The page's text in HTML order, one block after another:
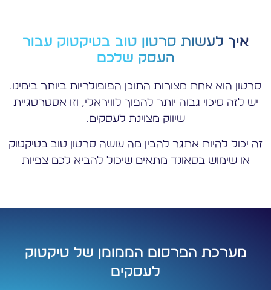
איך לעשות סרטון טוב בטיקטוק עבור
העסק שלכם
סרטון הוא אחת מצורות התוכן הפופולריות ביותר בימינו.
יש לזה סיכוי גבוה יותר להפוך לוויראלי, וזו אסטרטגיית
שיווק מצוינת לעסקים.
זה יכול להיות אתגר להבין מה עושה סרטון טוב בטיקטוק
או שימוש בסאונד מתאים שיכול להביא לכם צפיות
מערכת הפרסום הממומן של טיקטוק
לעסקים